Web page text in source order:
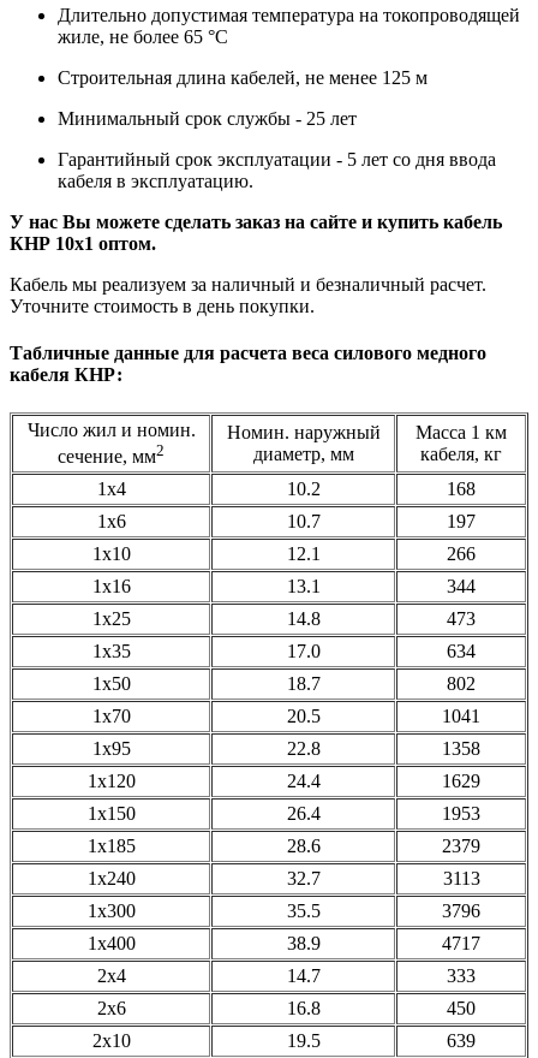
Длительно допустимая температура на токопроводящей
жиле, не более 65 °С
Строительная длина кабелей, не менее 125 м
Минимальный срок службы - 25 лет
Гарантийный срок эксплуатации - 5 лет со дня ввода
кабеля в эксплуатацию.
У нас Вы можете сделать заказ на сайте и купить кабель
КНР 10х1 оптом.
Кабель мы реализуем за наличный и безналичный расчет.
Уточните стоимость в день покупки.
Табличные данные для расчета веса силового медного
кабеля КНР:
Число жил и номин.
сечение, мм2
Номин. наружный
диаметр, мм
Масса 1 км
кабеля, кг
1x4
10.2
168
1x6
10.7
197
1x10
12.1
266
1x16
13.1
344
1x25
14.8
473
1x35
17.0
634
1x50
18.7
802
1x70
20.5
1041
1x95
22.8
1358
1x120
24.4
1629
1x150
26.4
1953
1x185
28.6
2379
1x240
32.7
3113
1x300
35.5
3796
1x400
38.9
4717
2x4
14.7
333
2x6
16.8
450
2x10
19.5
639